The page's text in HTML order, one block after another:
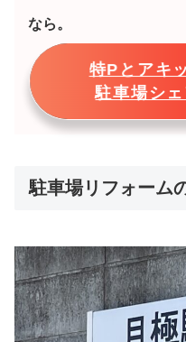
なら。
特Pとアキ
駐車場シ
駐車場リフォーム